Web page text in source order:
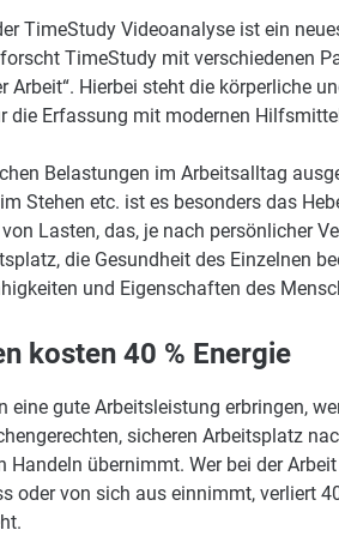
TimeStudy Videoanalyse ist ein
TimeStudy mit verschiedenen
Arbeit“. Hierbei steht die körperliche
die Erfassung mit modernen
Belastungen im Arbeitsalltag
Stehen etc. ist es besonders das
Lasten, das, je nach persönlicher
die Gesundheit des Einzelnen
und Eigenschaften des
kosten 40 % Energie
eine gute Arbeitsleistung erbringen,
sicheren Arbeitsplatz
übernimmt. Wer bei der
oder von sich aus einnimmt, verliert